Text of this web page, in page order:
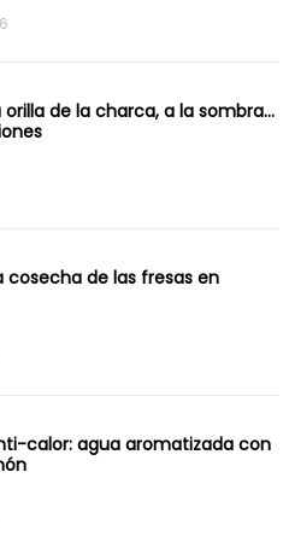
orilla de la charca, a la sombra…
cosecha de las fresas en
calor: agua aromatizada con